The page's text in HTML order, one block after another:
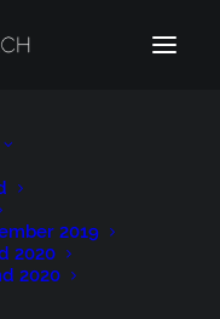
2019
2020
2020
"Arbeiter"